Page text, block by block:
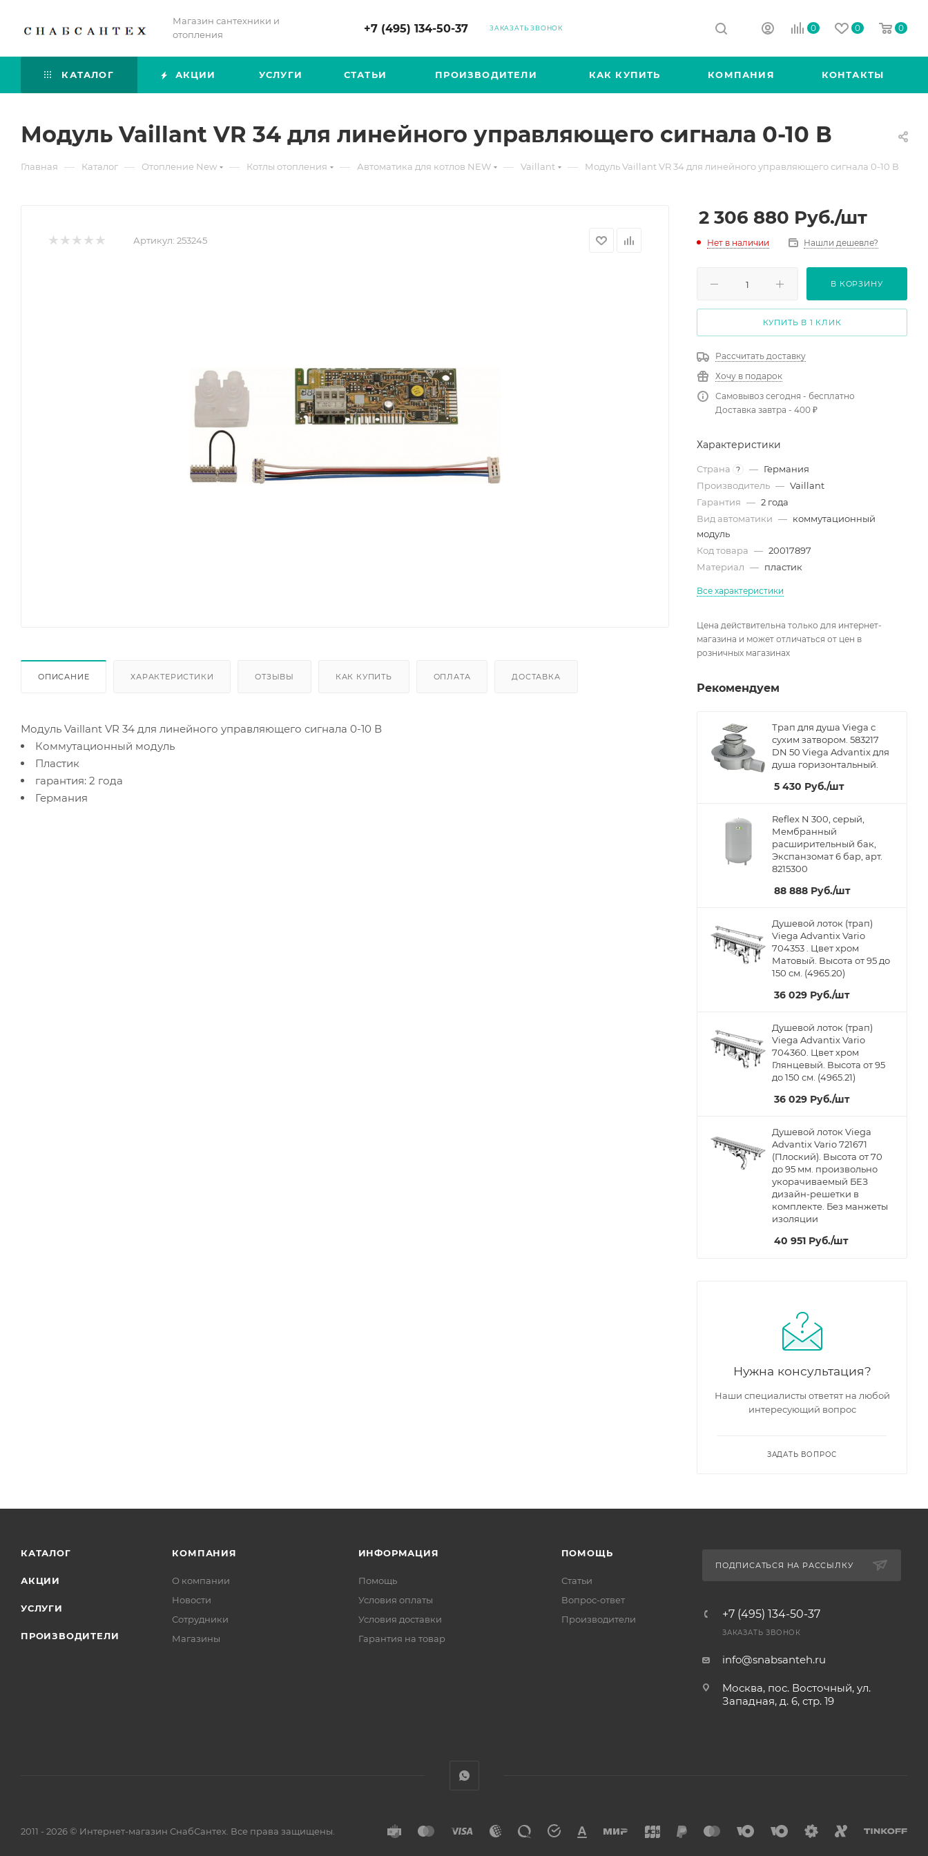
Магазин сантехники и
отопления
+7 (495) 134-50-37 ЗАКАЗАТЬ ЗВОНОК 0 0 0
КАТАЛОГ АКЦИИ УСЛУГИ СТАТЬИ ПРОИЗВОДИТЕЛИ КАК КУПИТЬ КОМПАНИЯ КОНТАКТЫ
Модуль Vaillant VR 34 для линейного управляющего сигнала 0-10 В
Главная — Каталог — Отопление New — Котлы отопления — Автоматика для котлов NEW — Vaillant — Модуль Vaillant VR 34 для линейного управляющего сигнала 0-10 В
Артикул: 253245
ОПИСАНИЕ ХАРАКТЕРИСТИКИ ОТЗЫВЫ КАК КУПИТЬ ОПЛАТА ДОСТАВКА
Модуль Vaillant VR 34 для линейного управляющего сигнала 0-10 В
Коммутационный модуль
Пластик
гарантия: 2 года
Германия
2 306 880 Руб./шт
Нет в наличии Нашли дешевле?
В КОРЗИНУ
КУПИТЬ В 1 КЛИК
Рассчитать доставку
Хочу в подарок
Самовывоз сегодня - бесплатно
Доставка завтра - 400 ₽
Характеристики
Страна ? — Германия
Производитель — Vaillant
Гарантия — 2 года
Вид автоматики — коммутационный
модуль
Код товара — 20017897
Материал — пластик
Все характеристики
Цена действительна только для интернет-
магазина и может отличаться от цен в
розничных магазинах
Рекомендуем
Трап для душа Viega с
сухим затвором. 583217
DN 50 Viega Advantix для
душа горизонтальный.
5 430 Руб./шт
Reflex N 300, серый,
Мембранный
расширительный бак,
Экспанзомат 6 бар, арт.
8215300
88 888 Руб./шт
Душевой лоток (трап)
Viega Advantix Vario
704353 . Цвет хром
Матовый. Высота от 95 до
150 см. (4965.20)
36 029 Руб./шт
Душевой лоток (трап)
Viega Advantix Vario
704360. Цвет хром
Глянцевый. Высота от 95
до 150 см. (4965.21)
36 029 Руб./шт
Душевой лоток Viega
Advantix Vario 721671
(Плоский). Высота от 70
до 95 мм. произвольно
укорачиваемый БЕЗ
дизайн-решетки в
комплекте. Без манжеты
изоляции
40 951 Руб./шт
Нужна консультация?
Наши специалисты ответят на любой
интересующий вопрос
ЗАДАТЬ ВОПРОС
КАТАЛОГ
АКЦИИ
УСЛУГИ
ПРОИЗВОДИТЕЛИ
КОМПАНИЯ
О компании
Новости
Сотрудники
Магазины
ИНФОРМАЦИЯ
Помощь
Условия оплаты
Условия доставки
Гарантия на товар
ПОМОЩЬ
Статьи
Вопрос-ответ
Производители
ПОДПИСАТЬСЯ НА РАССЫЛКУ
+7 (495) 134-50-37
ЗАКАЗАТЬ ЗВОНОК
info@snabsanteh.ru
Москва, пос. Восточный, ул.
Западная, д. 6, стр. 19
2011 - 2026 © Интернет-магазин СнабСантех. Все права защищены.